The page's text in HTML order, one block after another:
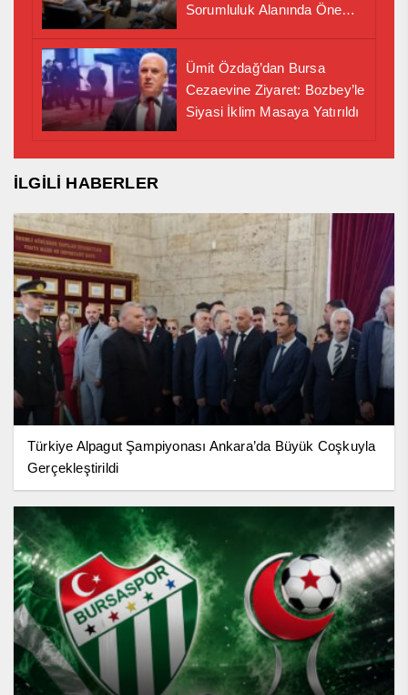
Sorumluluk Alanında Önemli
Ümit Özdağ’dan Bursa
Cezaevine Ziyaret: Bozbey’le
Siyasi İklim Masaya Yatırıldı
İLGİLİ HABERLER
Türkiye Alpagut Şampiyonası Ankara’da Büyük Coşkuyla
Gerçekleştirildi